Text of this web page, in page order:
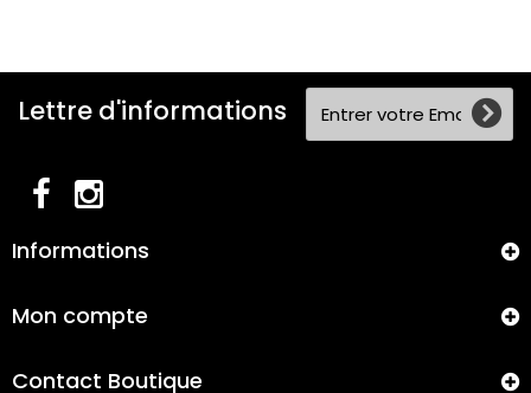
Lettre d'informations
Informations
Mon compte
Contact Boutique